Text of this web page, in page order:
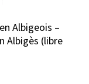
Albigeois –
Albigès (libre